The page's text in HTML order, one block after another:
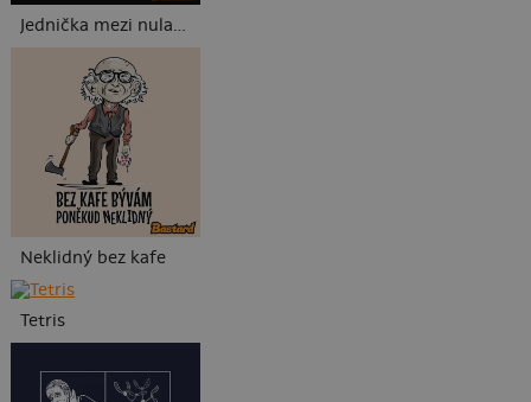
Jednička mezi nulami
Neklidný bez kafe
Tetris